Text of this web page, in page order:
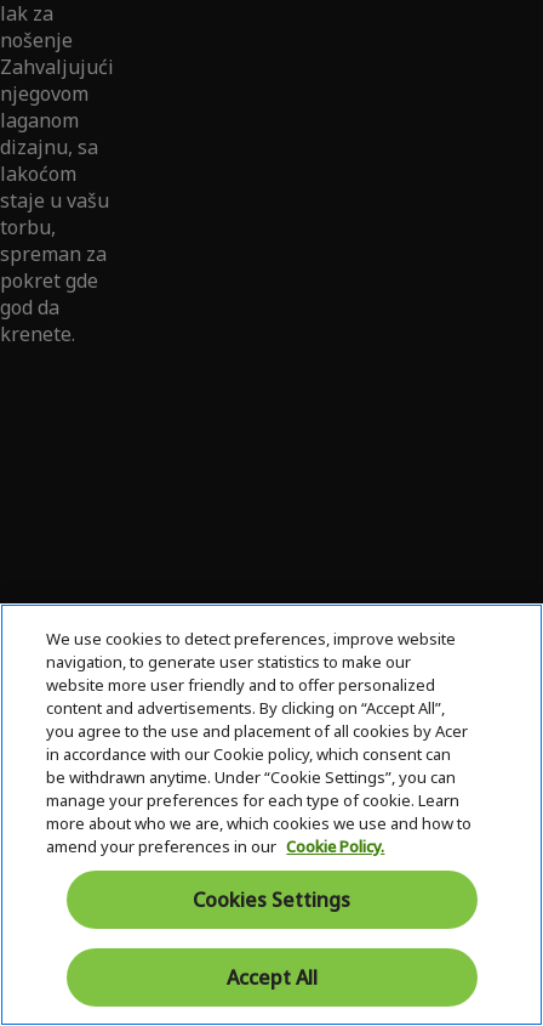
lak za
nošenje
Zahvaljujući
njegovom
laganom
dizajnu, sa
lakoćom
staje u vašu
torbu,
spreman za
pokret gde
god da
krenete.
Prikaz
po vašoj
180
We use cookies to detect preferences, improve website
navigation, to generate user statistics to make our
website more user friendly and to offer personalized
content and advertisements. By clicking on “Accept All”,
you agree to the use and placement of all cookies by Acer
in accordance with our Cookie policy, which consent can
be withdrawn anytime. Under “Cookie Settings”, you can
manage your preferences for each type of cookie. Learn
more about who we are, which cookies we use and how to
amend your preferences in our Cookie Policy.
Cookies Settings
Accept All